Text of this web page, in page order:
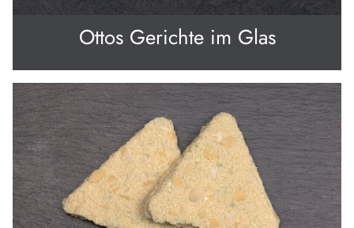
Ottos Gerichte im Glas